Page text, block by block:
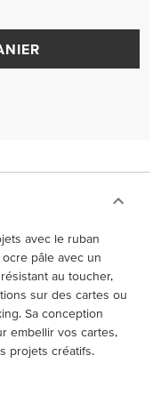
avec le ruban
pâle avec un
au toucher,
sur des cartes ou
Sa conception
embellir vos cartes,
projets créatifs.